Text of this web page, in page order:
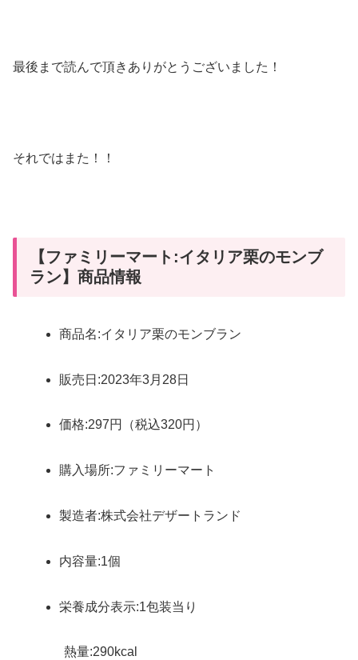
最後まで読んで頂きありがとうございました！
それではまた！！
【ファミリーマート:イタリア栗のモンブ
ラン】商品情報
商品名:イタリア栗のモンブラン
販売日:2023年3月28日
価格:297円（税込320円）
購入場所:ファミリーマート
製造者:株式会社デザートランド
内容量:1個
栄養成分表示:1包装当り
熱量:290kcal